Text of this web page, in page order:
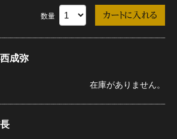
数量
成弥
在庫がありません。